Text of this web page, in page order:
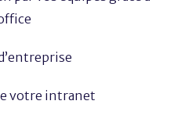
votre intranet